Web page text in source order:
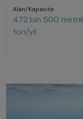
Alan/Kapasite
472 bin 500
ton/yıl